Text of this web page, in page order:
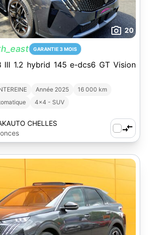
20
GARANTIE 3 MOIS
hybrid 145 e-dcs6 GT Vision
Année 2025
16 000 km
4x4 - SUV
CHELLES